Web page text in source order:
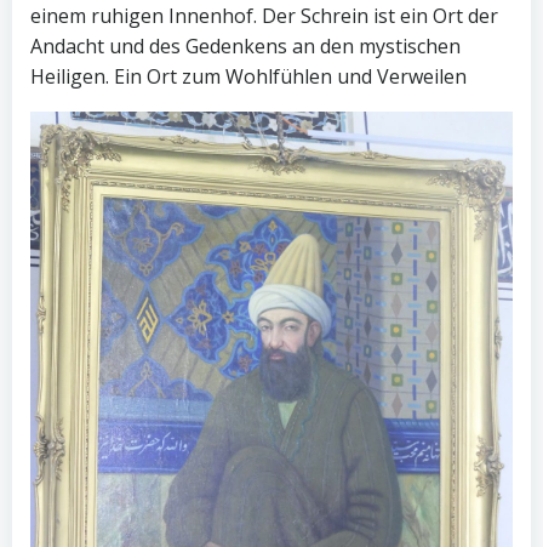
einem ruhigen Innenhof. Der Schrein ist ein Ort der
Andacht und des Gedenkens an den mystischen
Heiligen. Ein Ort zum Wohlfühlen und Verweilen